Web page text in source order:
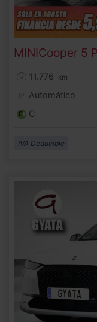
MINICooper 5
11.776 km
Automático
C
IVA Deducible